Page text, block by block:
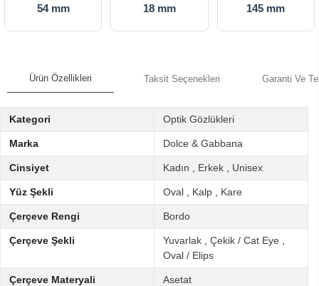
54 mm 18 mm 145 mm
Ürün Özellikleri Taksit Seçenekleri Garanti Ve
Kategori Optik Gözlükleri
Marka Dolce & Gabbana
Cinsiyet Kadın Erkek Unisex
Yüz Şekli Oval Kalp Kare
Çerçeve Rengi Bordo
Çerçeve Şekli Yuvarlak Çekik / Cat Eye
Oval / Elips
Çerçeve Materyali Asetat